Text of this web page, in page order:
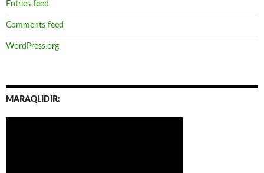
Entries feed
Comments feed
WordPress.org
MARAQLIDIR: